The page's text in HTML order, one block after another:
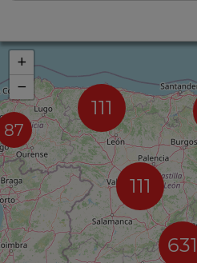
87
111
111
631
+
−